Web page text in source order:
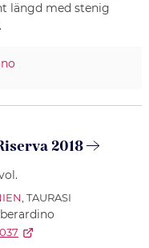
längd med stenig
2018
, TAURASI